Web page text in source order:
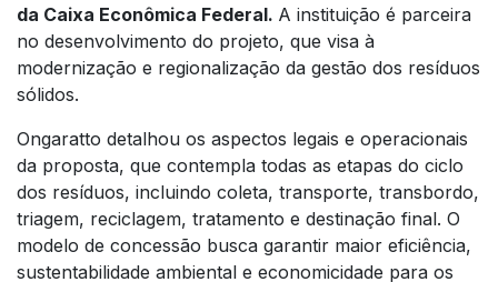
da Caixa Econômica Federal. A instituição é parceira
no desenvolvimento do projeto, que visa à
modernização e regionalização da gestão dos resíduos
sólidos.
Ongaratto detalhou os aspectos legais e operacionais
da proposta, que contempla todas as etapas do ciclo
dos resíduos, incluindo coleta, transporte, transbordo,
triagem, reciclagem, tratamento e destinação final. O
modelo de concessão busca garantir maior eficiência,
sustentabilidade ambiental e economicidade para os